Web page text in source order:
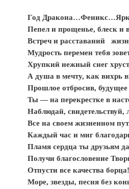
Год
Пепел и прощенье, блеск и
Встреч и расставаний
Мудрость перемен тебя
Хрупкий нежный снег
А душа в мечту, как вихрь
Прошлое отбросив, будущее
Ты — на перекрестке в
Наблюдай, свидетельствуй,
Все на своем жизненном
Каждый час и миг
Пламя сердца ты друзьям
Получи благословение
Отпусти все качества борца!
Море, звезды, песня без